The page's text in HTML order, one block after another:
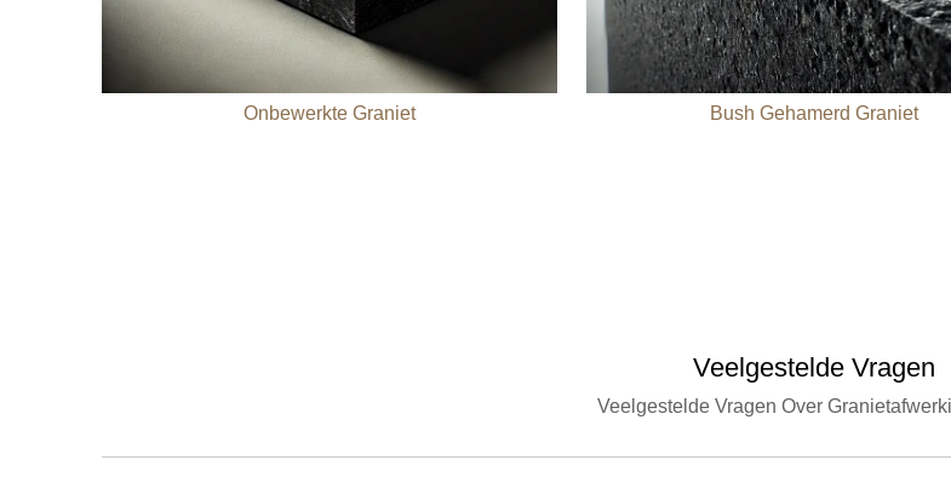
Onbewerkte Graniet Bush Gehamerd Graniet
Veelgestelde Vragen
Veelgestelde Vragen Over